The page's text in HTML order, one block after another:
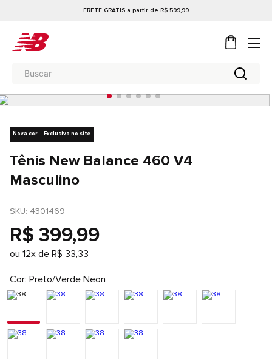
FRETE GRÁTIS a partir de R$ 599,99
Nova cor Exclusivo no site
Tênis New Balance 460 V4
Masculino
SKU: 4301469
R$ 399,99
ou 12x de R$ 33,33
Cor Preto/Verde Neon